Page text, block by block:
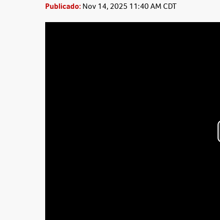
Publicado: Nov 14, 2025 11:40 AM CDT